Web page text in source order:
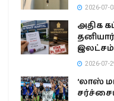
2026-07-
அதிக
2026-07-
‘லாஸ்